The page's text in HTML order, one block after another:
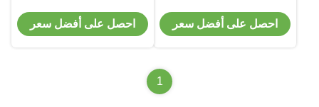
مركزي أفقية متعددة
المراحل شفط واحد
احصل على أفضل سعر
للطرد المركزي للتوريد
احصل على أفضل سعر
1